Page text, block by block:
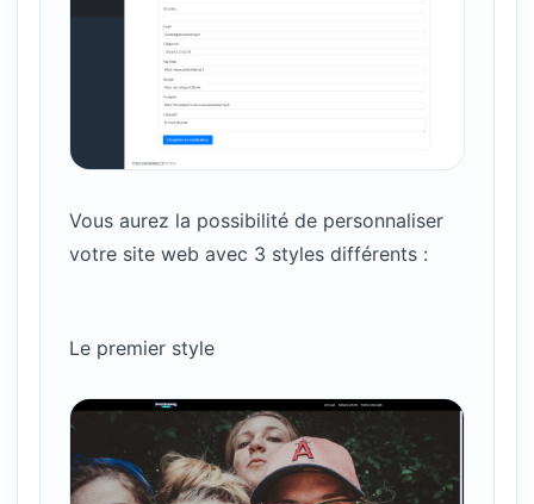
Vous aurez la possibilité de personnaliser
votre site web avec 3 styles différents :
Le premier style